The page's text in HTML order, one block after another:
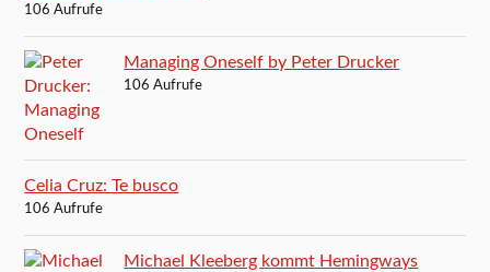
106 Aufrufe
Managing Oneself by Peter Drucker
106 Aufrufe
Celia Cruz: Te busco
106 Aufrufe
Michael Kleeberg kommt Hemingways